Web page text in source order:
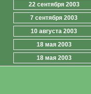
22 сентября 2003
7 сентября 2003
10 августа 2003
18 мая 2003
18 мая 2003